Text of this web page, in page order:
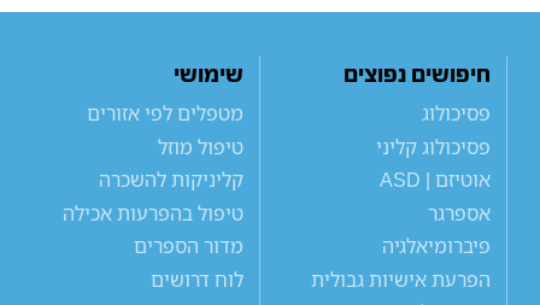
חיפושים נפוצים
פסיכולוג
פסיכולוג קליני
אוטיזם | ASD
אספרגר
פיברומיאלגיה
הפרעת אישיות גבולית
שימושי
מטפלים לפי אזורים
טיפול מוזל
קליניקות להשכרה
טיפול בהפרעות אכילה
מדור הספרים
לוח דרושים